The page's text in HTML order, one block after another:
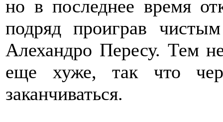
но в последнее время
подряд проиграв
Алехандро Пересу. Тем
еще хуже, так что
заканчиваться.